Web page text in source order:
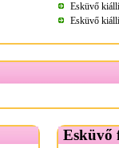
Esküvő
Esküvő
Esküvő